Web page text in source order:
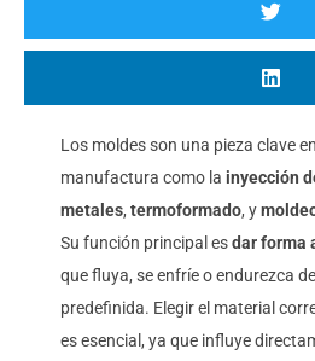
Los moldes son una pieza clave
manufactura como la inyección
metales, termoformado, y
Su función principal esdar forma
que fluya, se enfríe o endurezca
predefinida. Elegir el material
es esencial, ya que influye